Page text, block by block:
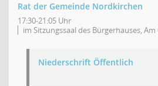
Rat der Gemeinde Nordkirchen
17:30-21:05 Uhr
im Sitzungssaal des Bürgerhauses,
Niederschrift Öffentlich